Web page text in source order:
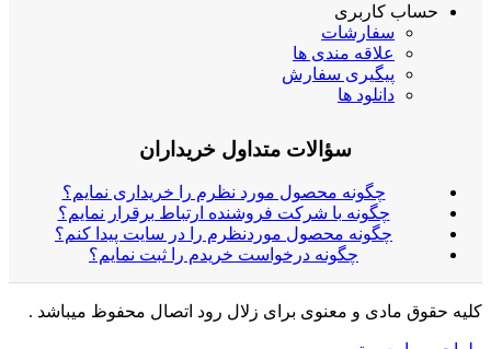
حساب کاربری
سفارشات
علاقه مندی ها
پیگیری سفارش
دانلود ها
سؤالات متداول خریداران
چگونه محصول مورد نظرم را خریداری نمایم؟
چگونه با شرکت فروشنده ارتباط برقرار نمایم؟
چگونه محصول موردنظرم را در سایت پیدا کنم؟
چگونه درخواست خریدم را ثبت نمایم؟
کلیه حقوق مادی و معنوی برای زلال رود اتصال محفوظ میباشد .